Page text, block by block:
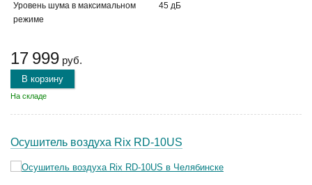
Уровень шума в максимальном
режиме
45 дБ
17 999 руб.
В корзину
На складе
Осушитель воздуха Rix RD-10US